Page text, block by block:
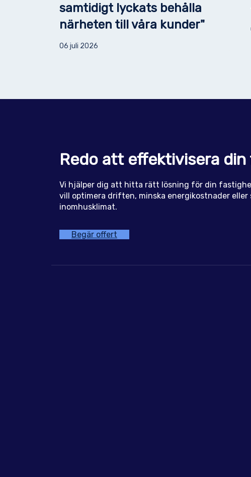
samtidigt lyckats behålla
närheten till våra kunder"
06 juli 2026
Redo att effektivisera
Vi hjälper dig att hitta rätt lösning för din
vill optimera driften, minska energikostnader
inomhusklimat.
Begär offert